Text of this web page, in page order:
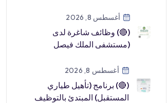
أغسطس 8, 2026
(🔴) وظائف شاغرة لدى
(مستشفى الملك فيصل
المجالات (صحية – طب […]
أغسطس 8, 2026
(🔴) برنامج (تأهيل طياري
المستقبل) المبتدئ بالتوظيف